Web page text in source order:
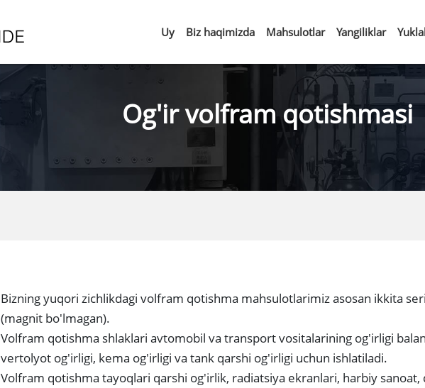
Uy Biz haqimizda Mahsulotlar Yangiliklar
Og'ir volfram qotishmasi
Bizning yuqori zichlikdagi volfram qotishma mahsulotlarimiz asosan ikkita
(magnit bo'lmagan).
Volfram qotishma shlaklari avtomobil va transport vositalarining og'irligi
vertolyot og'irligi, kema og'irligi va tank qarshi og'irligi uchun ishlatiladi.
Volfram qotishma tayoqlari qarshi og'irlik, radiatsiya ekranlari, harbiy